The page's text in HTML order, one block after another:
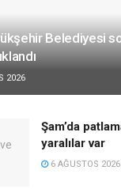
Belediyesi
2026
Şam’da
yaralılar var
6 AĞUSTOS 2026